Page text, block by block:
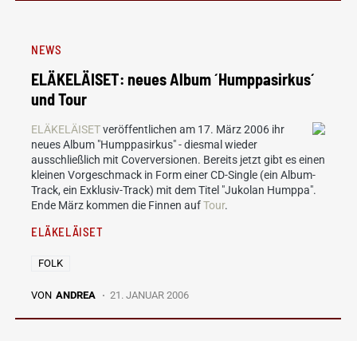
NEWS
ELÄKELÄISET: neues Album ´Humppasirkus´
und Tour
ELÄKELÄISETveröffentlichen am 17. März 2006 ihr
neues Album "Humppasirkus" - diesmal wieder
ausschließlich mit Coverversionen. Bereits jetzt gibt es einen
kleinen Vorgeschmack in Form einer CD-Single (ein Album-
Track, ein Exklusiv-Track) mit dem Titel "Jukolan Humppa".
Ende März kommen die Finnen aufTour.
ELÄKELÄISET
FOLK
VON ANDREA 21. JANUAR 2006